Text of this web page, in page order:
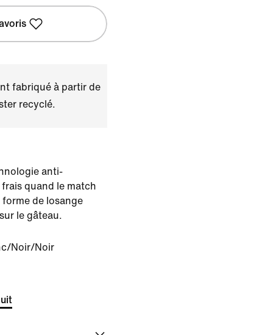
fabriqué à partir de
recyclé.
anti-
quand le match
de losange
le gâteau.
Noir/Noir